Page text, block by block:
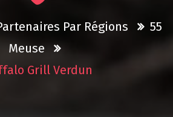
Par Régions
55
Meuse
Grill Verdun